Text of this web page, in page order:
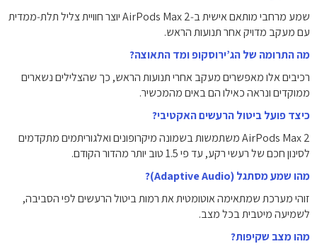
שמע מרחבי מותאם אישית ב‑AirPods Max 2 יוצר חוויית צליל תלת‑ממדית
עם מעקב מדויק אחר תנועות הראש.
מה התרומה של הג’ירוסקופ ומד התאוצה?
רכיבים אלו מאפשרים מעקב אחרי תנועות הראש, כך שהצלילים נשארים
ממוקדים ונראה כאילו הם באים מהמכשיר.
כיצד פועל ביטול הרעשים האקטיבי?
AirPods Max 2 משתמשות בשמונה מיקרופונים ואלגוריתמים מתקדמים
לסינון חכם של רעשי רקע, עד פי 1.5 טוב יותר מהדור הקודם.
מהו שמע מסתגל (Adaptive Audio)?
זוהי מערכת שמתאימה אוטומטית את רמות ביטול הרעשים לפי הסביבה,
לשמיעה מיטבית בכל מצב.
מהו מצב שקיפות?